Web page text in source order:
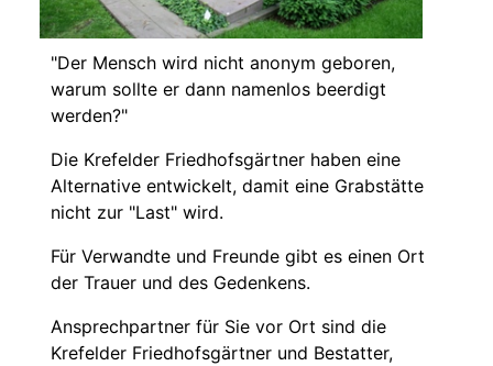
"Der Mensch wird nicht anonym geboren,
warum sollte er dann namenlos beerdigt
werden?"
Die Krefelder Friedhofsgärtner haben eine
Alternative entwickelt, damit eine Grabstätte
nicht zur "Last" wird.
Für Verwandte und Freunde gibt es einen Ort
der Trauer und des Gedenkens.
Ansprechpartner für Sie vor Ort sind die
Krefelder Friedhofsgärtner und Bestatter,